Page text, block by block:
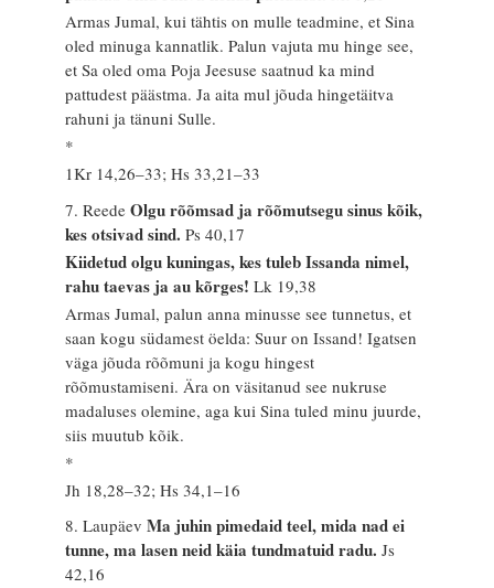
Armas Jumal, kui tähtis on mulle teadmine, et Sina
oled minuga kannatlik. Palun vajuta mu hinge see,
et Sa oled oma Poja Jeesuse saatnud ka mind
pattudest päästma. Ja aita mul jõuda hingetäitva
rahuni ja tänuni Sulle.
*
1Kr 14,26–33; Hs 33,21–33
7. ReedeOlgu rõõmsad ja rõõmutsegu sinus kõik,
kes otsivad sind.Ps 40,17
Kiidetud olgu kuningas, kes tuleb Issanda nimel,
rahu taevas ja au kõrges!Lk 19,38
Armas Jumal, palun anna minusse see tunnetus, et
saan kogu südamest öelda: Suur on Issand! Igatsen
väga jõuda rõõmuni ja kogu hingest
rõõmustamiseni. Ära on väsitanud see nukruse
madaluses olemine, aga kui Sina tuled minu juurde,
siis muutub kõik.
*
Jh 18,28–32; Hs 34,1–16
8. LaupäevMa juhin pimedaid teel, mida nad ei
tunne, ma lasen neid käia tundmatuid radu.Js
42,16